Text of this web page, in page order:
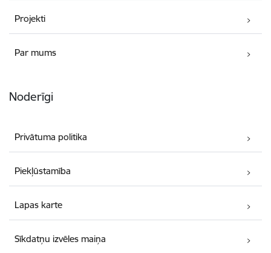
Projekti
Par mums
Noderīgi
Privātuma politika
Piekļūstamība
Lapas karte
Sīkdatņu izvēles maiņa